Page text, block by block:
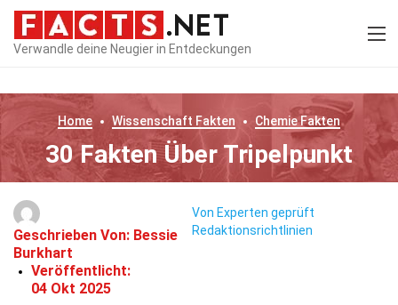
Verwandle deine Neugier in Entdeckungen
Home Wissenschaft Fakten ChemieFakten
30 Fakten Über Tripelpunkt
Geschrieben Von: Bessie
Burkhart
Veröffentlicht:
04 Okt 2025
Von Experten geprüft
Redaktionsrichtlinien